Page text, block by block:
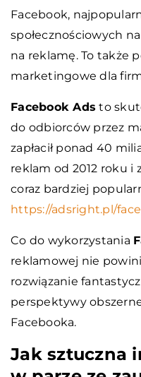
Facebook,
społecznościowych
na reklamę. To także
marketingowe dla
Facebook Ads to
do odbiorców przez
zapłacił ponad 40
reklam od 2012 roku i
coraz bardziej
https://adsright.pl/
Co do wykorzystania
reklamowej nie
rozwiązanie
perspektywy
Facebooka.
Jak sztuczna